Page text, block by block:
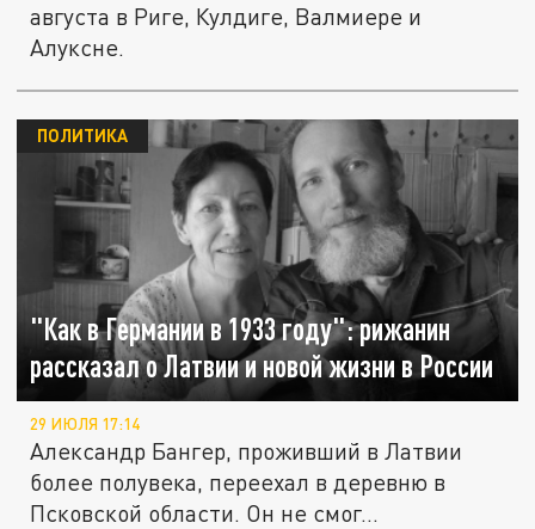
августа в Риге, Кулдиге, Валмиере и
Алуксне.
"Как в Германии в 1933 году": рижанин
рассказал о Латвии и новой жизни в России
ПОЛИТИКА
29 ИЮЛЯ 17:14
Александр Бангер, проживший в Латвии
более полувека, переехал в деревню в
Псковской области. Он не смог...